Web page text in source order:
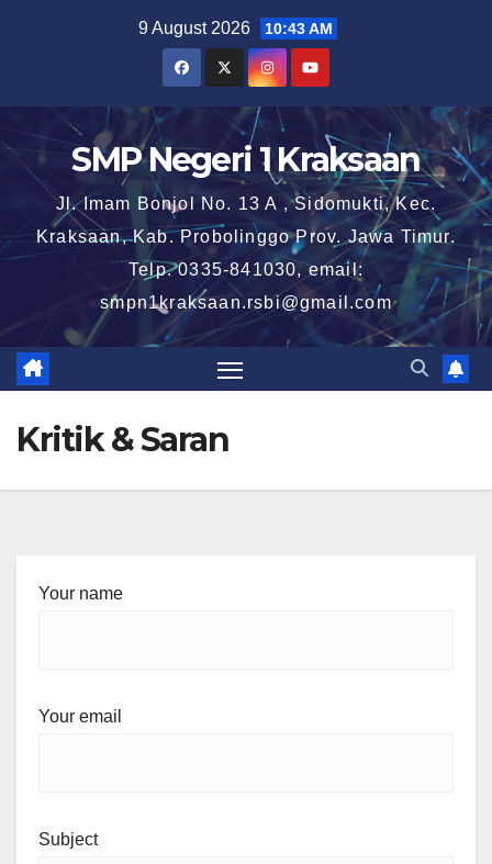
9 August 2026 10:43 AM
SMP Negeri 1 Kraksaan
Jl. Imam Bonjol No. 13 A , Sidomukti, Kec.
Kraksaan, Kab. Probolinggo Prov. Jawa Timur.
Telp. 0335-841030, email:
smpn1kraksaan.rsbi@gmail.com
Kritik & Saran
Your name
Your email
Subject